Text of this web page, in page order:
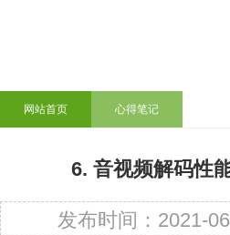
网站首页 心得笔记
6. 音视频解码性
发布时间：2021-